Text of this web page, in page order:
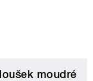
moudré